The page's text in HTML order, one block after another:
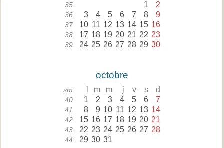
35 1 2
36 3 4 5 6 7 8 9
37 10 11 12 13 14 15 16
38 17 18 19 20 21 22 23
39 24 25 26 27 28 29 30
octobre
sm m m j v s d
40 1 2 3 4 5 6 7
41 8 9 10 11 12 13 14
42 15 16 17 18 19 20 21
43 22 23 24 25 26 27 28
44 29 30 31